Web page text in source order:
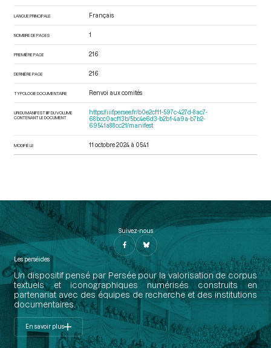
LANGUE PRINCIPALE Français
NOMBRE DE PAGES 1
PREMIÈRE PAGE 216
DERNIÈRE PAGE 216
TYPOLOGIE DOCUMENTAIRE Renvoi aux comités
URI DU MANIFEST IIIF DU VOLUME
CONTENANT LE DOCUMENT
https://iiif.persee.fr/b0e2cf11-597c-427d-8ac7-
68bcc0acf13b/5bc4e6d3-b2b1-4a9a-b7b2-
69541a88cc21/manifest
MODIFIÉ LE 11 octobre 2024 à 05:41
Suivez-nous
Les perséides
Un dispositif pensé par Persée pour la valorisation de corpus
textuels et iconographiques numérisés construits en
partenariat avec des équipes de recherche et des institutions
documentaires.
En savoir plus